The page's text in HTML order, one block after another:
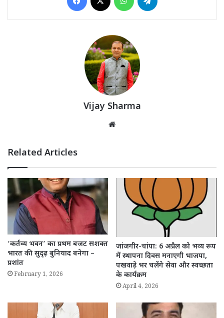
Vijay Sharma
Related Articles
‘कर्तव्य भवन’ का प्रथम बजट सशक्त
भारत की सुदृढ़ बुनियाद बनेगा –
प्रशांत
February 1, 2026
जांजगीर-चांपा: 6 अप्रैल को भव्य रूप
में स्थापना दिवस मनाएगी भाजपा,
पखवाड़े भर चलेंगे सेवा और स्वच्छता
के कार्यक्रम
April 4, 2026